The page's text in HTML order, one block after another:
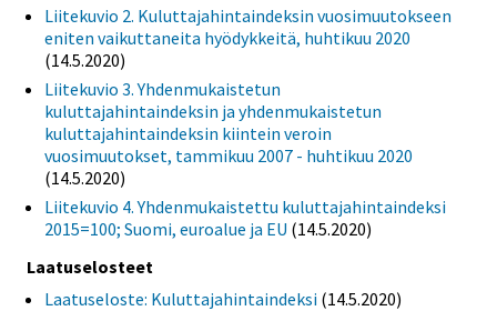
Liitekuvio 2. Kuluttajahintaindeksin vuosimuutokseen
eniten vaikuttaneita hyödykkeitä, huhtikuu 2020
(14.5.2020)
Liitekuvio 3. Yhdenmukaistetun
kuluttajahintaindeksin ja yhdenmukaistetun
kuluttajahintaindeksin kiintein veroin
vuosimuutokset, tammikuu 2007 - huhtikuu 2020
(14.5.2020)
Liitekuvio 4. Yhdenmukaistettu kuluttajahintaindeksi
2015=100; Suomi, euroalue ja EU (14.5.2020)
Laatuselosteet
Laatuseloste: Kuluttajahintaindeksi (14.5.2020)